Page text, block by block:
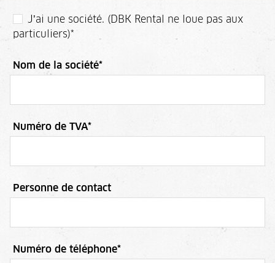
J’ai une société. (DBK Rental ne loue pas aux
particuliers)*
Nom de la société*
Numéro de TVA*
Personne de contact
Numéro de téléphone*